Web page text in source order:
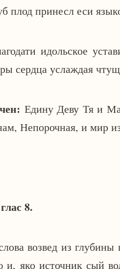
плод принесл еси
идольское
сердца услаждая
Едину Деву Тя и
Непорочная, и мир
8.
возвед из глубины
и, яко источник сый